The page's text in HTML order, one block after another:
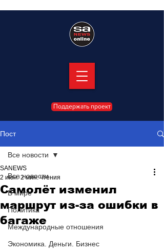
Поддержать проект
Пост
Все новости
В мире
Политика
Международные отношения
Экономика. Деньги. Бизнес
Все новости
Самолёт изменил
маршрут из-за ошибки в
багаже
SANEWS
2 июн. 2 мин. чтения